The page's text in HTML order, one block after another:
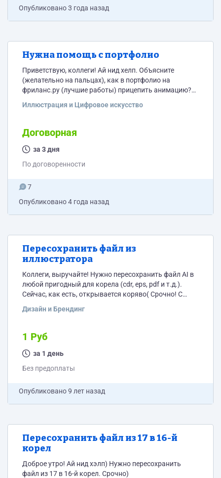
Опубликовано3 года назад
Нужна помощь с портфолио
Приветствую, коллеги! Ай нид хелп. Объясните
(желательно на пальцах), как в портфолио на
фриланс.ру (лучшие работы) прицепить анимацию?
увы, а инстинкт сороки упорно просит, чтобы
Отзыв - само собой разумеющееся
Иллюстрация и Цифровое искусство
Договорная
за 3 дня
По договоренности
7
Опубликовано4 года назад
Пересохранить файл из
иллюстратора
Коллеги, выручайте! Нужно пересохранить файл AI в
любой пригодный для корела (cdr, eps, pdf и т.д.).
Сейчас, как есть, открывается коряво( Срочно! С
Дизайн и Брендинг
1 Руб
за 1 день
Без предоплаты
Опубликовано9 лет назад
Пересохранить файл из 17 в 16-й
корел
Доброе утро! Ай нид хэлп) Нужно пересохранить
файл из 17 в 16-й корел. Срочно)